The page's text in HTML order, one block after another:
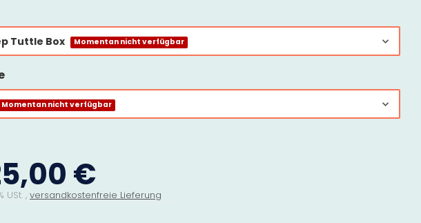
Tuttle Box Momentan nicht verfügbar
Momentan nicht verfügbar
€
USt. , versandkostenfreie Lieferung